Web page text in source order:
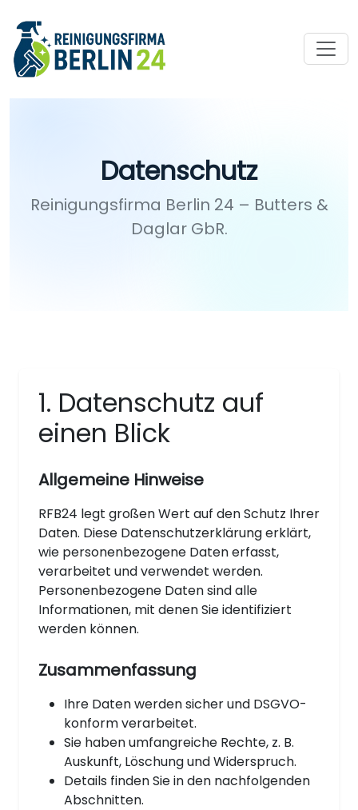
Datenschutz
Reinigungsfirma Berlin 24 – Butters &
Daglar GbR.
1. Datenschutz auf
einen Blick
Allgemeine Hinweise
RFB24 legt großen Wert auf den Schutz Ihrer
Daten. Diese Datenschutzerklärung erklärt,
wie personenbezogene Daten erfasst,
verarbeitet und verwendet werden.
Personenbezogene Daten sind alle
Informationen, mit denen Sie identifiziert
werden können.
Zusammenfassung
Ihre Daten werden sicher und DSGVO-
konform verarbeitet.
Sie haben umfangreiche Rechte, z. B.
Auskunft, Löschung und Widerspruch.
Details finden Sie in den nachfolgenden
Abschnitten.